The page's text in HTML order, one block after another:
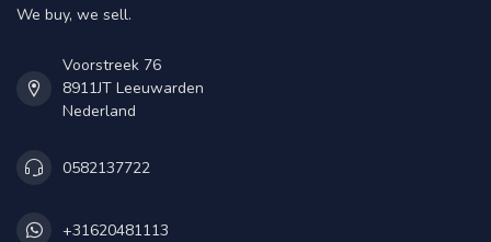
We buy, we sell.
Voorstreek 76
8911JT Leeuwarden
Nederland
0582137722
+31620481113